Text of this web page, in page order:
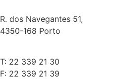
R. dos Navegantes 51,
4350-168 Porto
T: 22 339 21 30
F: 22 339 21 39